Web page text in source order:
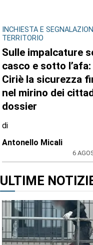
INCHIESTA E
TERRITORIO
Sulle impalcature
casco e sotto l’afa:
Ciriè la sicurezza
nel mirino dei
dossier
di
Antonello Micali
6
ULTIME